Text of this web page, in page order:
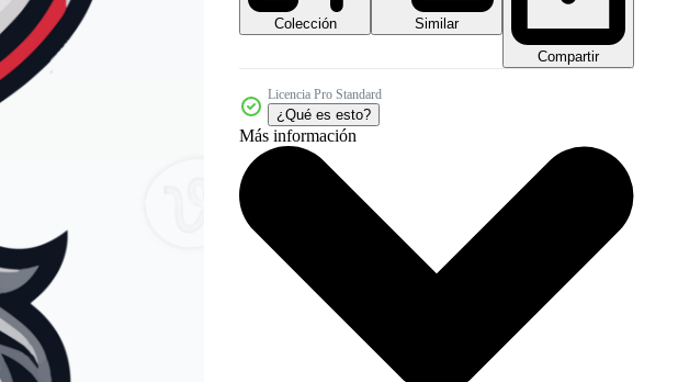
Colección
Similar
Compartir
Licencia Pro Standard
¿Qué es esto?
Más información